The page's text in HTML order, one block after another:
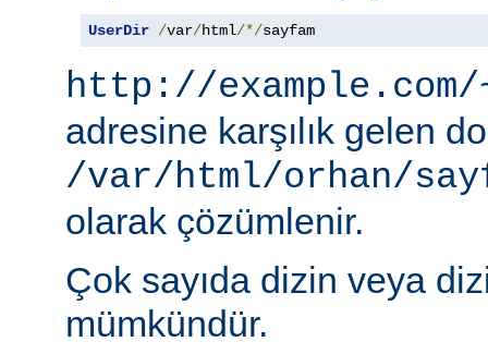
UserDir /var/html/*/sayfam
http://example.com/
adresine karşılık gelen
/var/html/orhan/
olarak çözümlenir.
Çok sayıda dizin veya
mümkündür.